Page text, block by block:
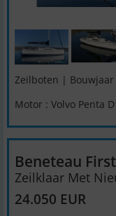
Zeilboten | Bouwjaar
Motor : Volvo Penta
Beneteau
Zeilklaar Met
24.050 EUR